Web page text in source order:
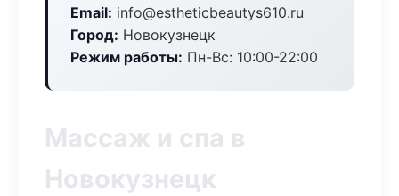
Email: info@estheticbeautys610.ru
Город: Новокузнецк
Режим работы: Пн-Вс: 10:00-22:00
Массаж и спа в
Новокузнецк